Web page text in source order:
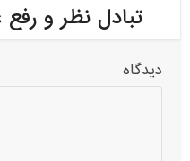
تبادل نظر و
دیدگاه